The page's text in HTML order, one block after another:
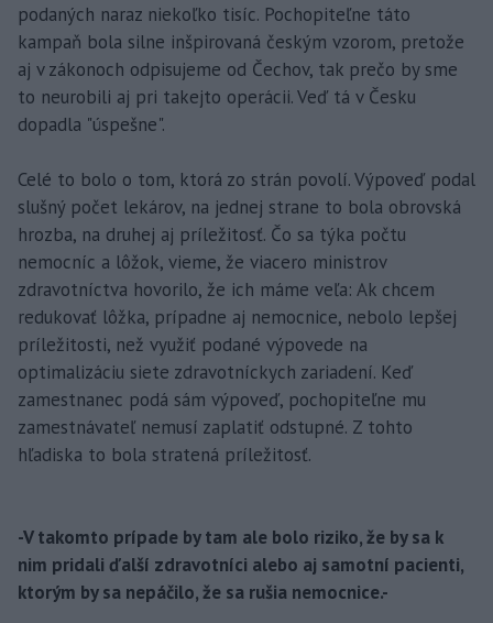
podaných naraz niekoľko tisíc. Pochopiteľne táto
kampaň bola silne inšpirovaná českým vzorom, pretože
aj v zákonoch odpisujeme od Čechov, tak prečo by sme
to neurobili aj pri takejto operácii. Veď tá v Česku
dopadla "úspešne".
Celé to bolo o tom, ktorá zo strán povolí. Výpoveď podal
slušný počet lekárov, na jednej strane to bola obrovská
hrozba, na druhej aj príležitosť. Čo sa týka počtu
nemocníc a lôžok, vieme, že viacero ministrov
zdravotníctva hovorilo, že ich máme veľa: Ak chcem
redukovať lôžka, prípadne aj nemocnice, nebolo lepšej
príležitosti, než využiť podané výpovede na
optimalizáciu siete zdravotníckych zariadení. Keď
zamestnanec podá sám výpoveď, pochopiteľne mu
zamestnávateľ nemusí zaplatiť odstupné. Z tohto
hľadiska to bola stratená príležitosť.
-V takomto prípade by tam ale bolo riziko, že by sa k
nim pridali ďalší zdravotníci alebo aj samotní pacienti,
ktorým by sa nepáčilo, že sa rušia nemocnice.-